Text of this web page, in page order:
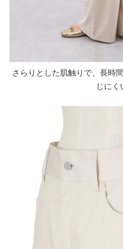
さらりとした肌触りで、長時
じにく